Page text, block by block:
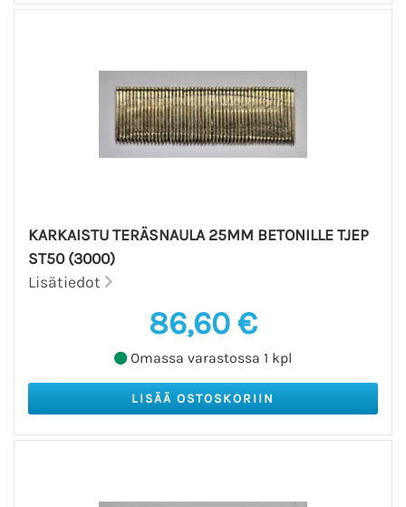
KARKAISTU TERÄSNAULA 25MM BETONILLE TJEP
ST50 (3000)
Lisätiedot
86,60 €
Omassa varastossa 1 kpl